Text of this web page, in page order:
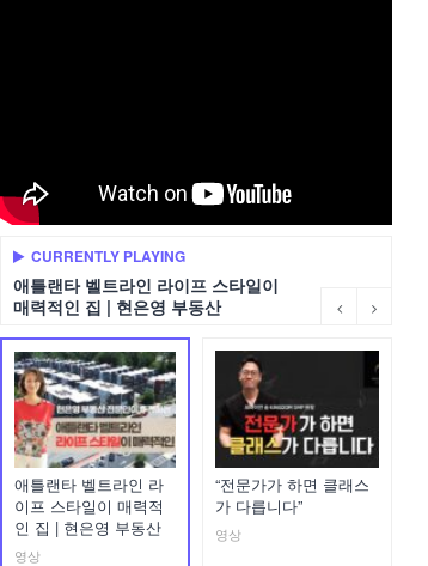
CURRENTLY PLAYING
애틀랜타 벨트라인 라이프 스타일이
매력적인 집 | 현은영 부동산
애틀랜타 벨트라인 라
이프 스타일이 매력적
인 집 | 현은영 부동산
영상
“전문가가 하면 클래스
가 다릅니다”
영상